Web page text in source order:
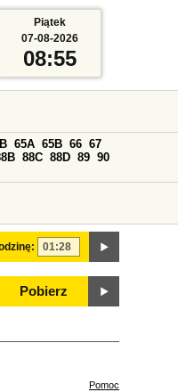
65A 65B 66 67
88C 88D 89 90
Pobierz
Piątek
07-08-2026
08:55
Pomoc